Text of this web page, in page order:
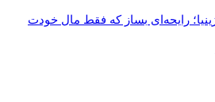
رایحه‌ای بساز که فقط مال خودت